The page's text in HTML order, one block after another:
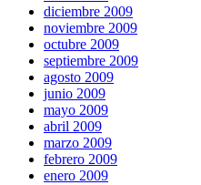
diciembre 2009
noviembre 2009
octubre 2009
septiembre 2009
agosto 2009
junio 2009
mayo 2009
abril 2009
marzo 2009
febrero 2009
enero 2009